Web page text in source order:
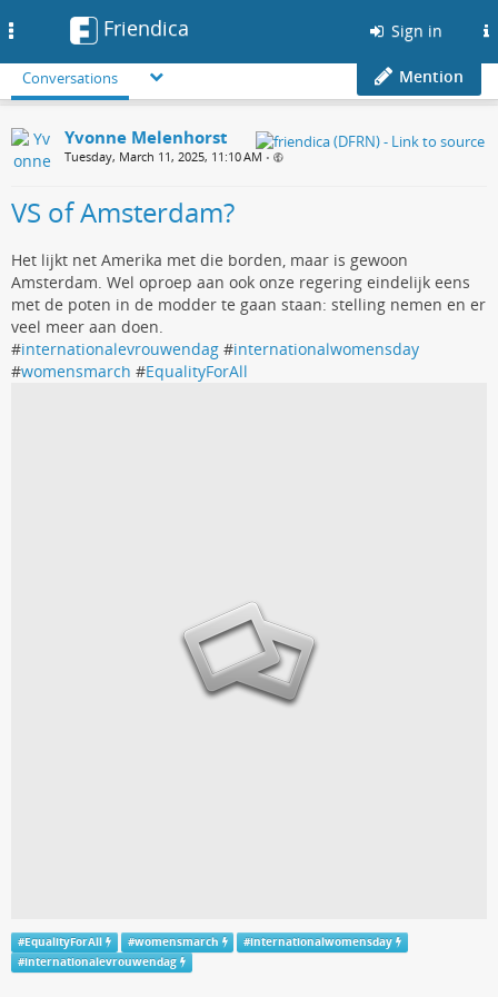
Friendica Sign in
Conversations Mention
Yvonne Melenhorst
Tuesday, March 11, 2025, 11:10 AM •
VS of Amsterdam?
Het lijkt net Amerika met die borden, maar is gewoon
Amsterdam. Wel oproep aan ook onze regering eindelijk eens
met de poten in de modder te gaan staan: stelling nemen en er
veel meer aan doen.
#internationalevrouwendag #internationalwomensday
#womensmarch #EqualityForAll
#EqualityForAll #womensmarch #internationalwomensday
#internationalevrouwendag